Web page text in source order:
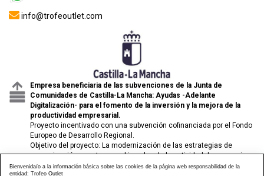
info@trofeoutlet.com
Empresa beneficiaria de las subvenciones de la Junta de
Comunidades de Castilla-La Mancha: Ayudas -Adelante
Digitalización- para el fomento de la inversión y la mejora de la
productividad empresarial.
Proyecto incentivado con una subvención cofinanciada por el Fondo
Europeo de Desarrollo Regional.
Objetivo del proyecto: La modernización de las estrategias de
comunicación y venta para el impulso de la actividad de comercio
electrónico de las pymes.
Bienvenida/o a la información básica sobre las cookies de la página web responsabilidad de la
entidad: Trofeo Outlet